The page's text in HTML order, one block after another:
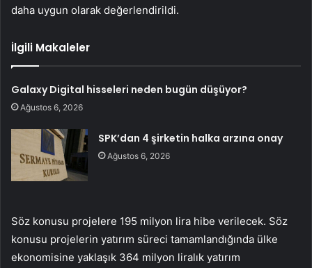
daha uygun olarak değerlendirildi.
İlgili Makaleler
Galaxy Digital hisseleri neden bugün düşüyor?
Ağustos 6, 2026
SPK’dan 4 şirketin halka arzına onay
Ağustos 6, 2026
Söz konusu projelere 195 milyon lira hibe verilecek. Söz
konusu projelerin yatırım süreci tamamlandığında ülke
ekonomisine yaklaşık 364 milyon liralık yatırım